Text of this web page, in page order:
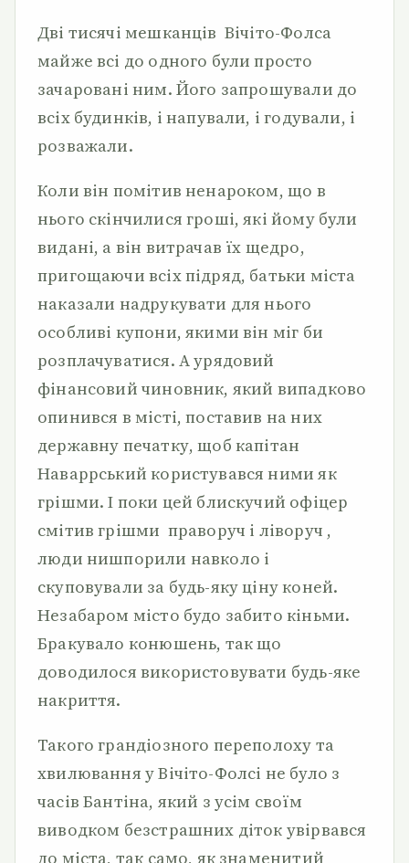
Дві тисячі мешканців Вічіто-Фолса
майже всі до одного були просто
зачаровані ним. Його запрошували до
всіх будинків, і напували, і годували, і
розважали.
Коли він помітив ненароком, що в
нього скінчилися гроші, які йому були
видані, а він витрачав їх щедро,
пригощаючи всіх підряд, батьки міста
наказали надрукувати для нього
особливі купони, якими він міг би
розплачуватися. А урядовий
фінансовий чиновник, який випадково
опинився в місті, поставив на них
державну печатку, щоб капітан
Наваррський користувався ними як
грішми. І поки цей блискучий офіцер
смітив грішми праворуч і ліворуч ,
люди нишпорили навколо і
скуповували за будь-яку ціну коней.
Незабаром місто будо забито кіньми.
Бракувало конюшень, так що
доводилося використовувати будь-яке
накриття.
Такого грандіозного переполоху та
хвилювання у Вічіто-Фолсі не було з
часів Бантіна, який з усім своїм
виводком безстрашних діток увірвався
до міста, так само, як знаменитий